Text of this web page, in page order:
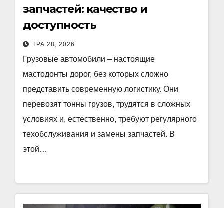
запчастей: качество и
доступность
ТРА 28, 2026
Грузовые автомобили – настоящие
мастодонты дорог, без которых сложно
представить современную логистику. Они
перевозят тонны грузов, трудятся в сложных
условиях и, естественно, требуют регулярного
техобслуживания и замены запчастей. В
этой…